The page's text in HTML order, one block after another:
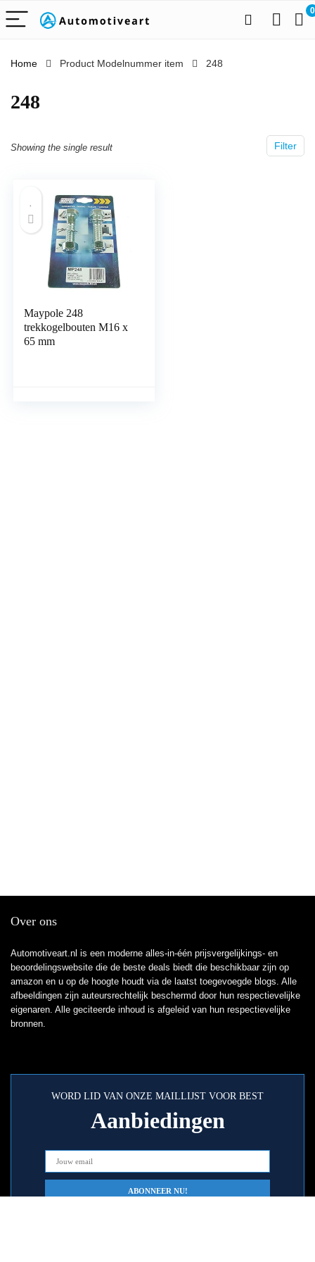
0
Home Product Modelnummer item ‎248
‎248
Filter
Showing the single result
Maypole 248
trekkogelbouten M16 x
65 mm
Over ons
Automotiveart.nl is een moderne alles-in-één prijsvergelijkings- en
beoordelingswebsite die de beste deals biedt die beschikbaar zijn op
amazon en u op de hoogte houdt via de laatst toegevoegde blogs. Alle
afbeeldingen zijn auteursrechtelijk beschermd door hun respectievelijke
eigenaren. Alle geciteerde inhoud is afgeleid van hun respectievelijke
bronnen.
WORD LID VAN ONZE MAILLIJST VOOR BEST
Aanbiedingen